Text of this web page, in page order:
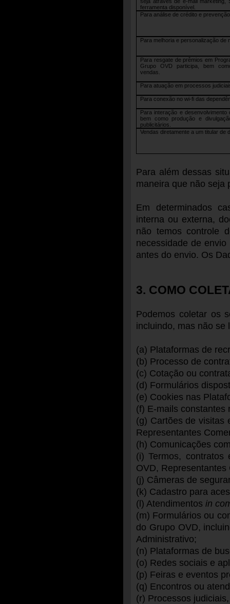
ferramenta disponível.
Para análise de crédito e
Para melhoria e personalização de
Para resgate de prêmios em
Grupo OVD participa, bem
vendas.
Para atuação em processos
Para conexão no wi-fi das
Para interação e
bem como produção e
publicitários.
Vendas diretamente a um titular de
Para além dessas
maneira que não seja
Em determinados
interna ou externa,
não temos controle
necessidade de
antes do envio. Os
3. COMO
Podemos coletar os
incluindo, mas não se
(a) Plataformas de
(b) Processo de
(c) Cotação ou
(d) Formulários
(e) Cookies nas
(f) E-mails constantes
(g) Cartões de visitas
Representantes
(h) Comunicações
(i) Termos, contratos
OVD,
(j) Câmeras de
(k) Cadastro para
(l) Atendimentos in
(m) Formulários ou
do Grupo OVD,
Administrativo;
(n) Plataformas de
(o) Redes sociais e
(p) Feiras e eventos
(q) Encontros ou
(r) Processos